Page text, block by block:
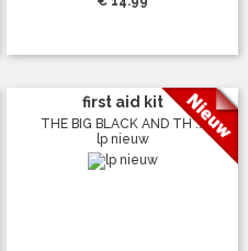
first aid kit
THE BIG BLACK AND TH ...
lp nieuw